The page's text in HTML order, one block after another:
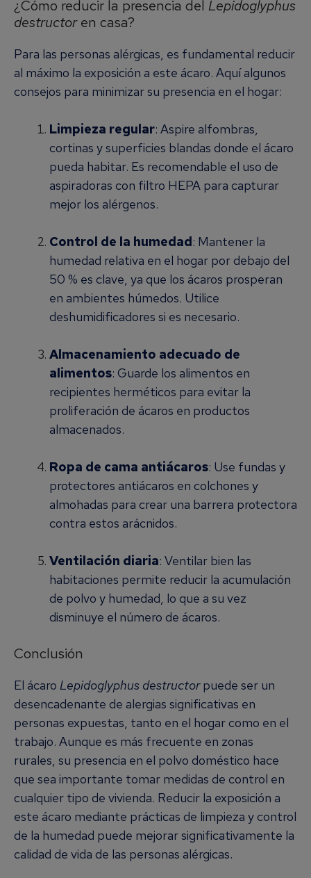
¿Cómo reducir la presencia del Lepidoglyphus
destructoren casa?
Para las personas alérgicas, es fundamental reducir
al máximo la exposición a este ácaro. Aquí algunos
consejos para minimizar su presencia en el hogar:
Limpieza regular: Aspire alfombras,
cortinas y superficies blandas donde el ácaro
pueda habitar. Es recomendable el uso de
aspiradoras con filtro HEPA para capturar
mejor los alérgenos.
Control de la humedad: Mantener la
humedad relativa en el hogar por debajo del
50 % es clave, ya que los ácaros prosperan
en ambientes húmedos. Utilice
deshumidificadores si es necesario.
Almacenamiento adecuado de
alimentos: Guarde los alimentos en
recipientes herméticos para evitar la
proliferación de ácaros en productos
almacenados.
Ropa de cama antiácaros: Use fundas y
protectores antiácaros en colchones y
almohadas para crear una barrera protectora
contra estos arácnidos.
Ventilación diaria: Ventilar bien las
habitaciones permite reducir la acumulación
de polvo y humedad, lo que a su vez
disminuye el número de ácaros.
Conclusión
El ácaro Lepidoglyphus destructorpuede ser un
desencadenante de alergias significativas en
personas expuestas, tanto en el hogar como en el
trabajo. Aunque es más frecuente en zonas
rurales, su presencia en el polvo doméstico hace
que sea importante tomar medidas de control en
cualquier tipo de vivienda. Reducir la exposición a
este ácaro mediante prácticas de limpieza y control
de la humedad puede mejorar significativamente la
calidad de vida de las personas alérgicas.